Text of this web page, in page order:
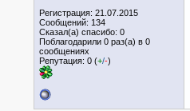
Регистрация: 21.07.2015
Сообщений: 134
Сказал(а) спасибо: 0
Поблагодарили 0 раз(а) в 0
сообщениях
Репутация: 0 (+/-)